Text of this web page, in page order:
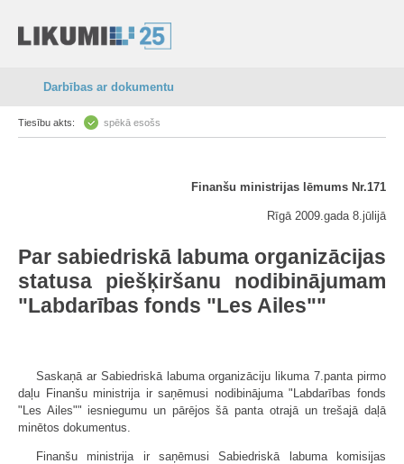
Darbības ar dokumentu
Tiesību akts: spēkā esošs
Finanšu ministrijas lēmums Nr.171
Rīgā 2009.gada 8.jūlijā
Par sabiedriskā labuma organizācijas
statusa piešķiršanu nodibinājumam
"Labdarības fonds "Les Ailes""
Saskaņā ar Sabiedriskā labuma organizāciju likuma 7.panta pirmo
daļu Finanšu ministrija ir saņēmusi nodibinājuma "Labdarības fonds
"Les Ailes"" iesniegumu un pārējos šā panta otrajā un trešajā daļā
minētos dokumentus.
Finanšu ministrija ir saņēmusi Sabiedriskā labuma komisijas